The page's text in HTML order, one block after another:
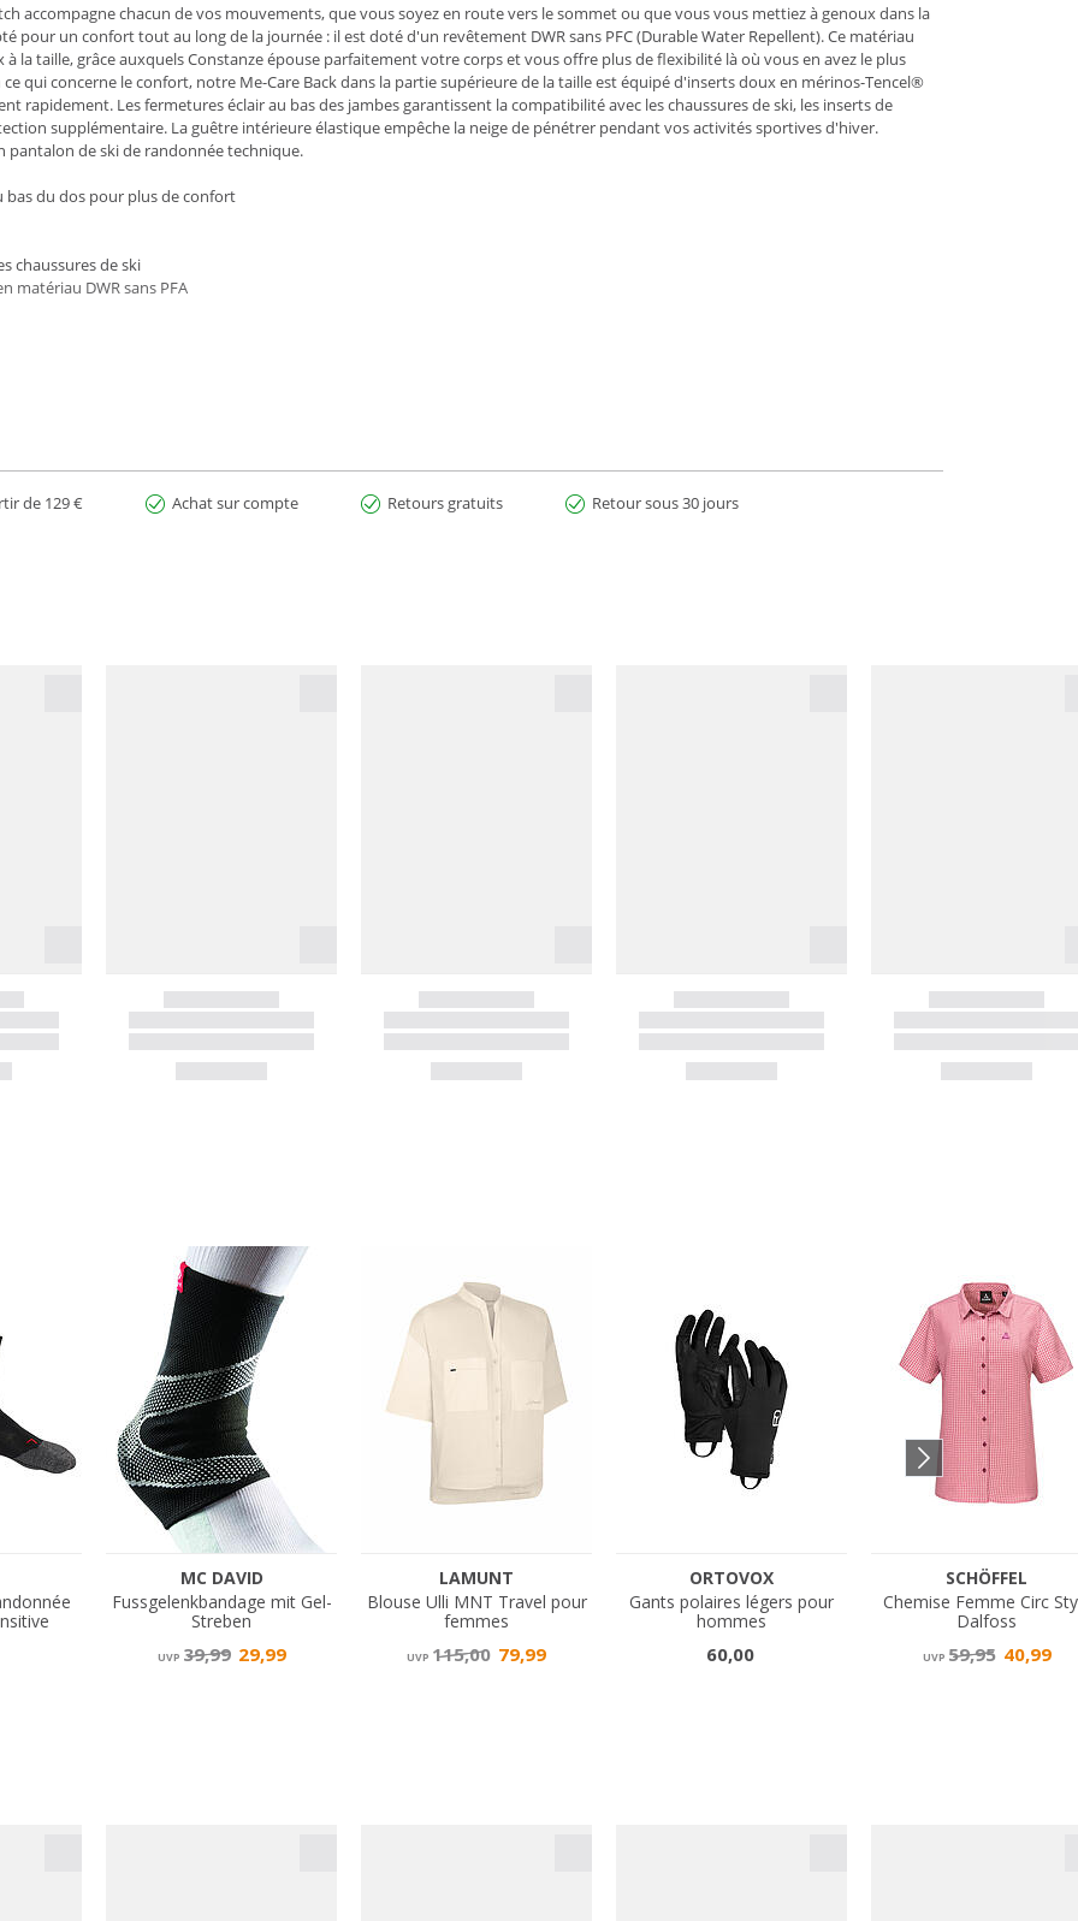
accompagne chacun de vos mouvements, que vous soyez en route vers le sommet ou que vous vous mettiez à genoux dans la
pour un confort tout au long de la journée : il est doté d'un revêtement DWR sans PFC (Durable Water Repellent). Ce matériau
la taille, grâce auxquels Constanze épouse parfaitement votre corps et vous offre plus de flexibilité là où vous en avez le plus
qui concerne le confort, notre Me-Care Back dans la partie supérieure de la taille est équipé d'inserts doux en mérinos-Tencel®
rapidement. Les fermetures éclair au bas des jambes garantissent la compatibilité avec les chaussures de ski, les inserts de
supplémentaire. La guêtre intérieure élastique empêche la neige de pénétrer pendant vos activités sportives d'hiver.
de ski de randonnée technique.
bas du dos pour plus de confort
chaussures de ski
matériau DWR sans PFA
de 129 € Achat sur compte Retours gratuits Retour sous 30 jours